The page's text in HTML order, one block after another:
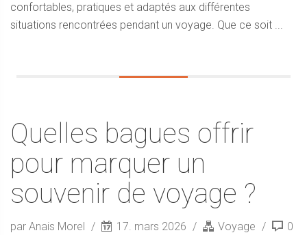
confortables, pratiques et adaptés aux différentes
situations rencontrées pendant un voyage. Que ce soit ...
Quelles bagues offrir
pour marquer un
souvenir de voyage ?
par Anais Morel 17. mars 2026 Voyage 0